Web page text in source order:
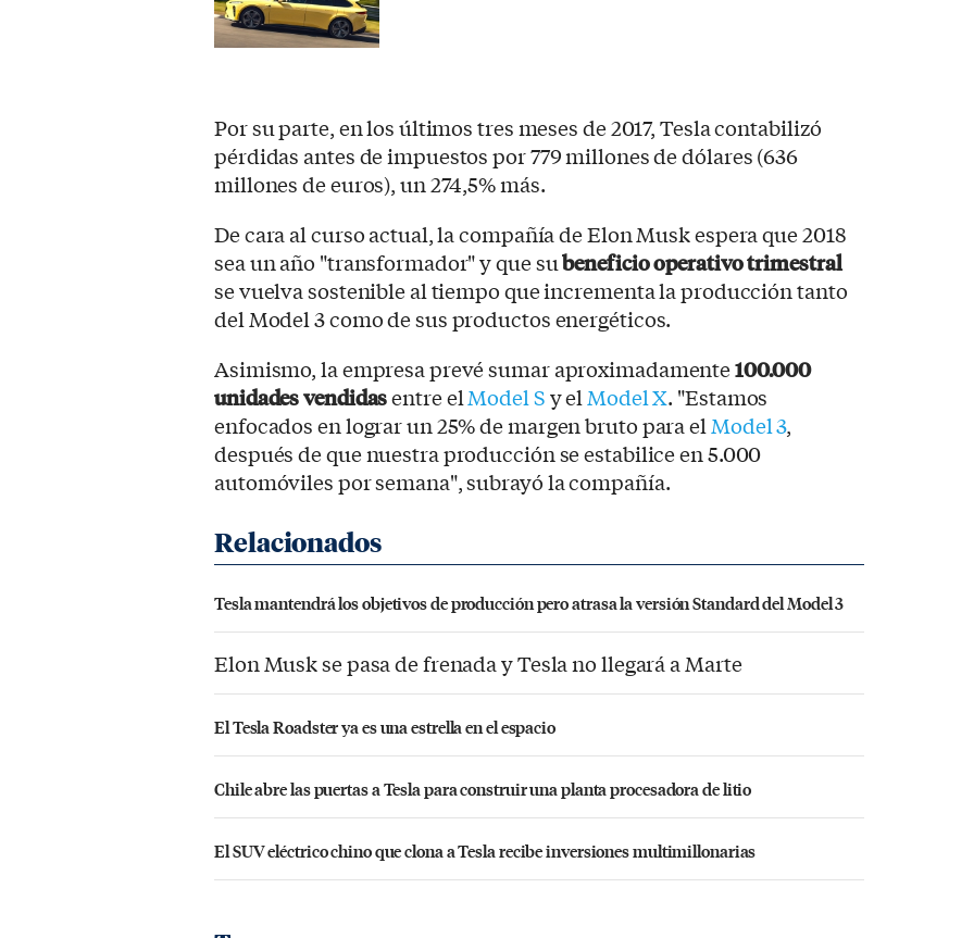
Por su parte, en los últimos tres meses de 2017, Tesla contabilizó
pérdidas antes de impuestos por 779 millones de dólares (636
millones de euros), un 274,5% más.
De cara al curso actual, la compañía de Elon Musk espera que 2018
sea un año "transformador" y que subeneficio operativo trimestral
se vuelva sostenible al tiempo que incrementa la producción tanto
del Model 3 como de sus productos energéticos.
Asimismo, la empresa prevé sumar aproximadamente100.000
unidades vendidasentre elModel Sy elModel X. "Estamos
enfocados en lograr un 25% de margen bruto para elModel 3,
después de que nuestra producción se estabilice en 5.000
automóviles por semana", subrayó la compañía.
Tesla mantendrá los objetivos de producción pero atrasa la versión Standard del Model 3
Elon Musk se pasa de frenada y Tesla no llegará a Marte
El Tesla Roadster ya es una estrella en el espacio
Chile abre las puertas a Tesla para construir una planta procesadora de litio
El SUV eléctrico chino que clona a Tesla recibe inversiones multimillonarias